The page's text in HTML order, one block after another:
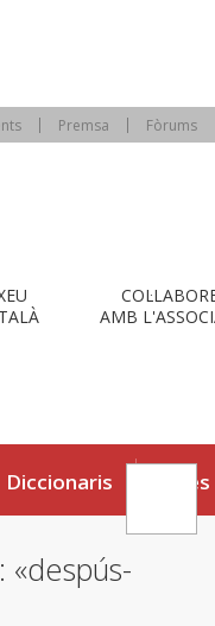
Premsa Fòrums
AMB
Diccionaris Eines
«despús-